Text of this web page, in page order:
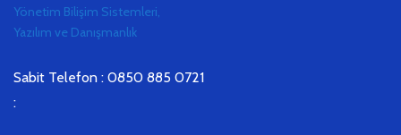
Sabit Telefon : 0850 885 0721
: